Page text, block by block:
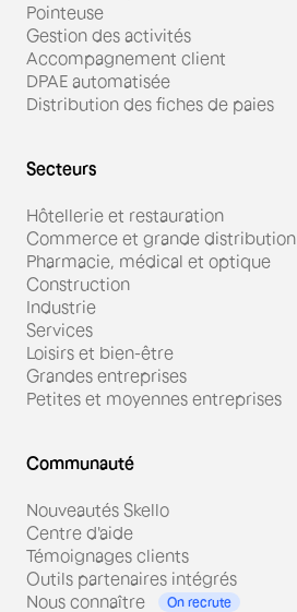
Pointeuse
Gestion des activités
Accompagnement client
DPAE automatisée
Distribution des fiches de paies
Secteurs
Hôtellerie et restauration
Commerce et grande distribution
Pharmacie, médical et optique
Construction
Industrie
Services
Loisirs et bien-être
Grandes entreprises
Petites et moyennes entreprises
Communauté
Nouveautés Skello
Centre d'aide
Témoignages clients
Outils partenaires intégrés
Nous connaître
On recrute